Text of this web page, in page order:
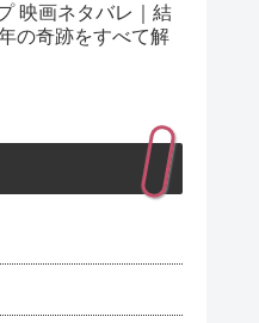
映画ネタバレ｜結
の奇跡をすべて解